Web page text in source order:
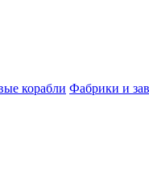
корабли Фабрики и